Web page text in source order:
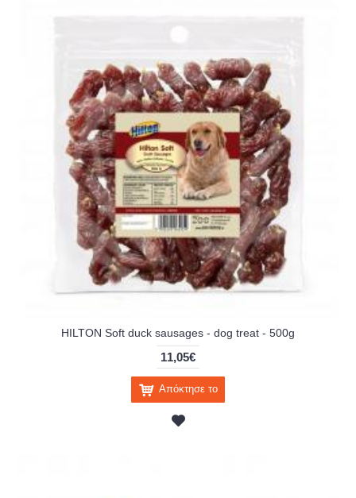
HILTON Soft duck sausages - dog treat - 500g
11,05€
Απόκτησε το